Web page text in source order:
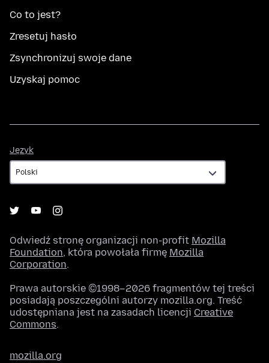
Co to jest?
Zresetuj hasło
Zsynchronizuj swoje dane
Uzyskaj pomoc
Język
Odwiedź stronę organizacji non-profit Mozilla
Foundation, która powołała firmę Mozilla
Corporation.
Prawa autorskie ©1998–2026 fragmentów tej treści
posiadają poszczególni autorzy mozilla.org. Treść
udostępniana jest na zasadach licencji Creative
Commons.
mozilla.org